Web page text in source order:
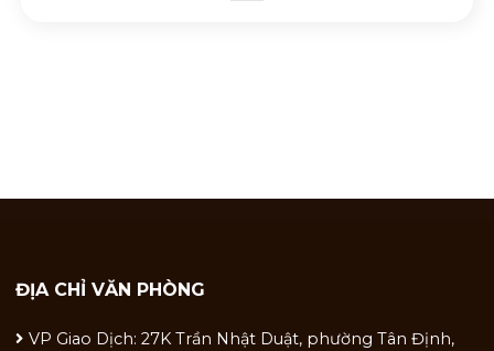
ĐỊA CHỈ VĂN PHÒNG
VP Giao Dịch: 27K Trần Nhật Duật, phường Tân Định,